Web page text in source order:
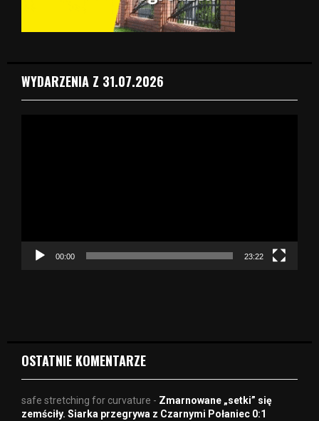
WYDARZENIA Z 31.07.2026
c
00:00 23:22
OSTATNIE KOMENTARZE
safe stretching for curvature - Zmarnowane „setki” się
zemściły. Siarka przegrywa z Czarnymi Połaniec 0:1